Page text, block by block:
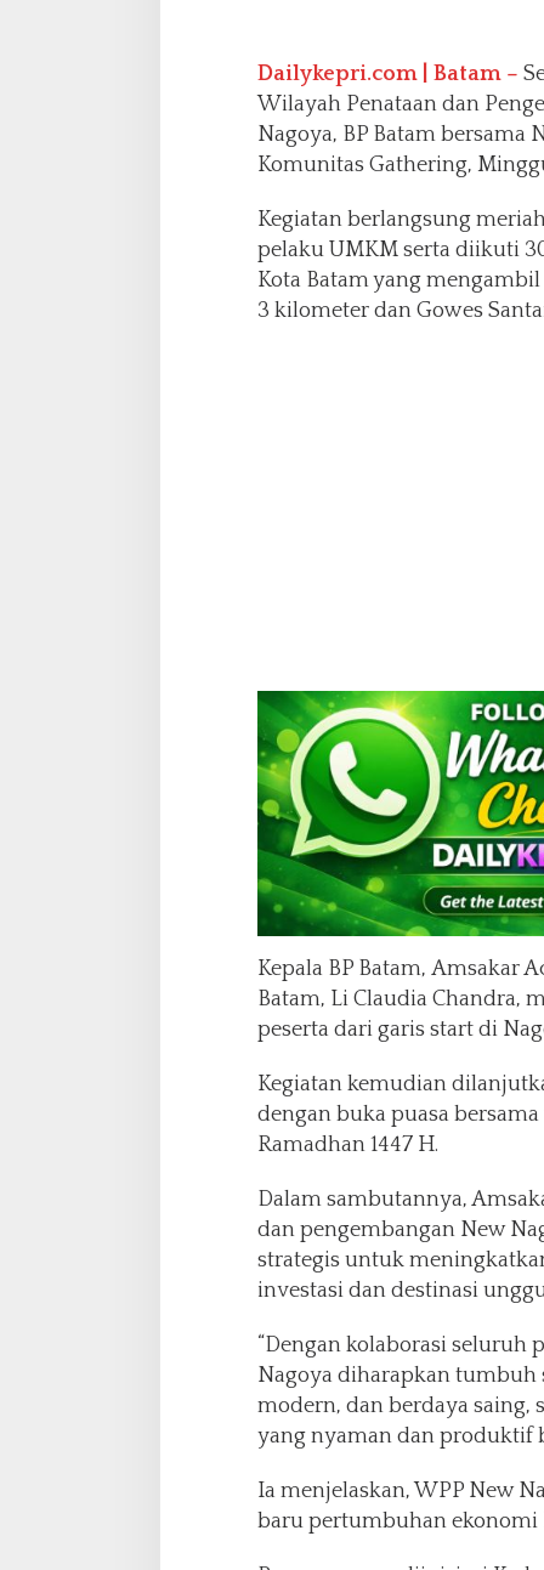
Dailykepri.com | Batam –
Wilayah Penataan dan
Nagoya, BP Batam bersama
Komunitas Gathering,
Kegiatan berlangsung
pelaku UMKM serta diikuti
Kota Batam yang
3 kilometer dan Gowes
Kepala BP Batam, Amsakar
Batam, Li Claudia Chandra,
peserta dari garis start di
Kegiatan kemudian
dengan buka puasa
Ramadhan 1447 H.
Dalam sambutannya,
dan pengembangan New
strategis untuk
investasi dan destinasi
“Dengan kolaborasi seluruh
Nagoya diharapkan tumbuh
modern, dan berdaya
yang nyaman dan produktif
Ia menjelaskan, WPP New
baru pertumbuhan ekonomi